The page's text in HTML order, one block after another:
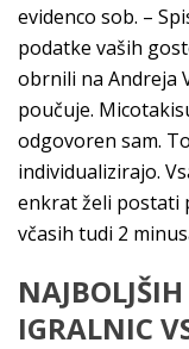
evidenco sob. –
podatke vaših
obrnili na Andreja
poučuje.
odgovoren sam.
individualizirajo.
enkrat želi postati
včasih tudi 2
IGRALNIC